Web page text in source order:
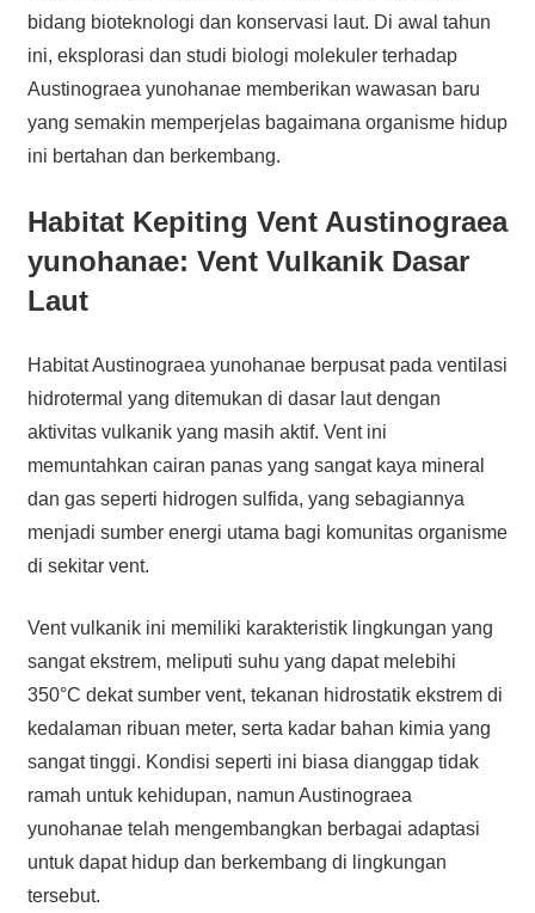
bidang bioteknologi dan konservasi laut. Di awal tahun
ini, eksplorasi dan studi biologi molekuler terhadap
Austinograea yunohanae memberikan wawasan baru
yang semakin memperjelas bagaimana organisme hidup
ini bertahan dan berkembang.
Habitat Kepiting Vent Austinograea
yunohanae: Vent Vulkanik Dasar
Laut
Habitat Austinograea yunohanae berpusat pada ventilasi
hidrotermal yang ditemukan di dasar laut dengan
aktivitas vulkanik yang masih aktif. Vent ini
memuntahkan cairan panas yang sangat kaya mineral
dan gas seperti hidrogen sulfida, yang sebagiannya
menjadi sumber energi utama bagi komunitas organisme
di sekitar vent.
Vent vulkanik ini memiliki karakteristik lingkungan yang
sangat ekstrem, meliputi suhu yang dapat melebihi
350°C dekat sumber vent, tekanan hidrostatik ekstrem di
kedalaman ribuan meter, serta kadar bahan kimia yang
sangat tinggi. Kondisi seperti ini biasa dianggap tidak
ramah untuk kehidupan, namun Austinograea
yunohanae telah mengembangkan berbagai adaptasi
untuk dapat hidup dan berkembang di lingkungan
tersebut.